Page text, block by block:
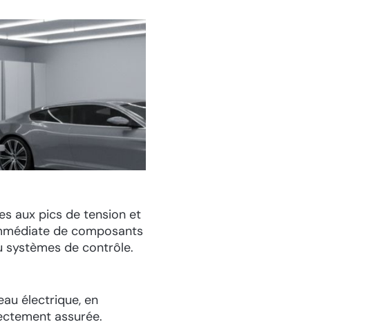
aux pics de tension et
de composants
systèmes de contrôle.
électrique, en
assurée.